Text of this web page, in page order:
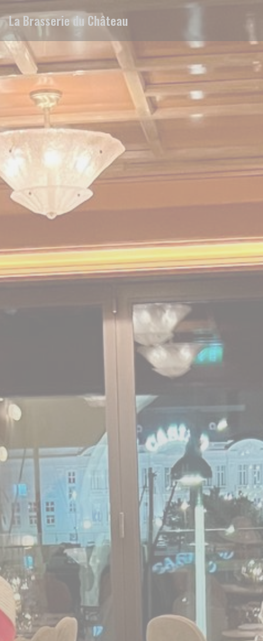
La Brasserie du Château